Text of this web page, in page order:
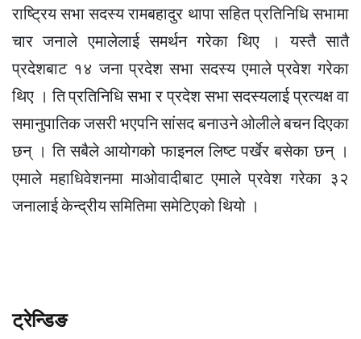
राष्ट्रिय सभा सदस्य रामबहादुर थापा सहित प्रतिनिधि सभामा
चार जनाले एमालेलाई समर्थन गरेका थिए । यस्तै सातै
प्रदेशबाट १४ जना प्रदेश सभा सदस्य एमाले प्रवेश गरेका
थिए । ति प्रतिनिधि सभा र प्रदेश सभा सदस्यलाई प्रत्यक्ष वा
समानुपातिक जसरी भएपनि सांसद बनाउने ओलीले बचन दिएका
छन् । ति सबैले आयोगको फाइनल लिष्ट पर्खेर बसेका छन् ।
एमाले महाधिवेशनमा माओवादीबाट एमाले प्रवेश गरेका ३२
जनालाई केन्द्रीय समितिमा समेटिएको थियो ।
ट्रेन्डिङ